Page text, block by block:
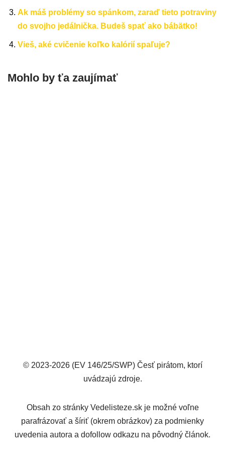
Ak máš problémy so spánkom, zaraď tieto potraviny
do svojho jedálnička. Budeš spať ako bábätko!
Vieš, aké cvičenie koľko kalórií spaľuje?
Mohlo by ťa zaujímať
© 2023-2026 (EV 146/25/SWP) Česť pirátom, ktorí
uvádzajú zdroje.
Obsah zo stránky Vedelisteze.sk je možné voľne
parafrázovať a šíriť (okrem obrázkov) za podmienky
uvedenia autora a dofollow odkazu na pôvodný článok.